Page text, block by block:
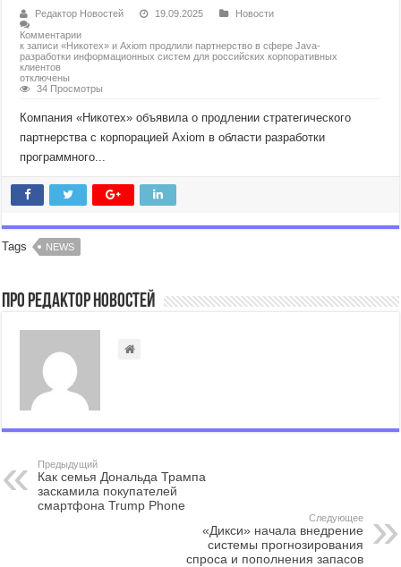
Редактор Новостей 19.09.2025
Новости
Комментарии
к записи «Никотех» и Axiom продлили партнерство в сфере Java-
разработки информационных систем для российских корпоративных
клиентов
отключены
34 Просмотры
Компания «Никотех» объявила о продлении стратегического
партнерства с корпорацией Axiom в области разработки
программного...
Tags NEWS
Про Редактор Новостей
Предыдущий
Как семья Дональда Трампа
заскамила покупателей
смартфона Trump Phone
Следующее
«Дикси» начала внедрение
системы прогнозирования
спроса и пополнения запасов